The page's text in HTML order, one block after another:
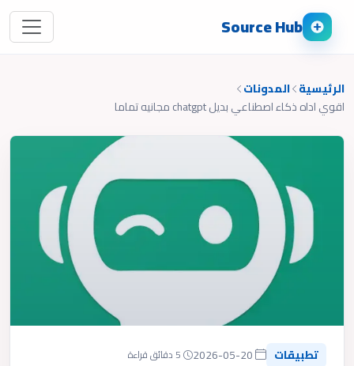
Source Hub
الرئيسية المدونات
اقوي اداه ذكاء اصطناعي بديل chatgpt مجانيه تماما
تطبيقات